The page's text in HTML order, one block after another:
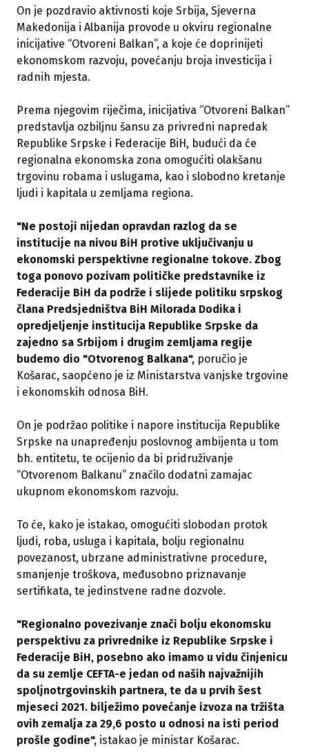
On je pozdravio aktivnosti koje Srbija, Sjeverna
Makedonija i Albanija provode u okviru regionalne
inicijative “Otvoreni Balkan”, a koje će doprinijeti
ekonomskom razvoju, povećanju broja investicija i
radnih mjesta.
Prema njegovim riječima, inicijativa “Otvoreni Balkan”
predstavlja ozbiljnu šansu za privredni napredak
Republike Srpske i Federacije BiH, budući da će
regionalna ekonomska zona omogućiti olakšanu
trgovinu robama i uslugama, kao i slobodno kretanje
ljudi i kapitala u zemljama regiona.
"Ne postoji nijedan opravdan razlog da se
institucije na nivou BiH protive uključivanju u
ekonomski perspektivne regionalne tokove. Zbog
toga ponovo pozivam političke predstavnike iz
Federacije BiH da podrže i slijede politiku srpskog
člana Predsjedništva BiH Milorada Dodika i
opredjeljenje institucija Republike Srpske da
zajedno sa Srbijom i drugim zemljama regije
budemo dio "Otvorenog Balkana", poručio je
Košarac, saopćeno je iz Ministarstva vanjske trgovine
i ekonomskih odnosa BiH.
On je podržao politike i napore institucija Republike
Srpske na unapređenju poslovnog ambijenta u tom
bh. entitetu, te ocijenio da bi pridruživanje
“Otvorenom Balkanu” značilo dodatni zamajac
ukupnom ekonomskom razvoju.
To će, kako je istakao, omogućiti slobodan protok
ljudi, roba, usluga i kapitala, bolju regionalnu
povezanost, ubrzane administrativne procedure,
smanjenje troškova, međusobno priznavanje
sertifikata, te jedinstvene radne dozvole.
"Regionalno povezivanje znači bolju ekonomsku
perspektivu za privrednike iz Republike Srpske i
Federacije BiH, posebno ako imamo u vidu činjenicu
da su zemlje CEFTA-e jedan od naših najvažnijih
spoljnotrgovinskih partnera, te da u prvih šest
mjeseci 2021. bilježimo povećanje izvoza na tržišta
ovih zemalja za 29,6 posto u odnosi na isti period
prošle godine", istakao je ministar Košarac.